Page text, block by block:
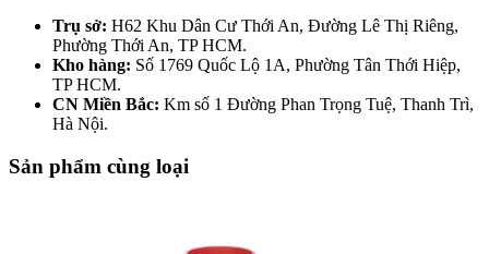
Trụ sở: H62 Khu Dân Cư Thới An, Đường Lê Thị Riêng,
Phường Thới An, TP HCM.
Kho hàng: Số 1769 Quốc Lộ 1A, Phường Tân Thới Hiệp,
TP HCM.
CN Miền Bắc: Km số 1 Đường Phan Trọng Tuệ, Thanh Trì,
Hà Nội.
Sản phẩm cùng loại